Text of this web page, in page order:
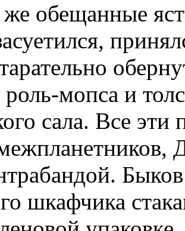
обещанные
мопса и
сала. Все
шкафчика